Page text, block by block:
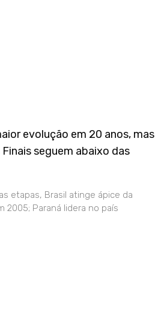
evolução em 20 anos, mas
seguem abaixo das
etapas, Brasil atinge ápice da
2005; Paraná lidera no país